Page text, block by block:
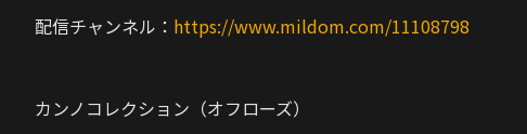
配信チャンネル： https://www.mildom.com/11108798
カンノコレクション（オフローズ）